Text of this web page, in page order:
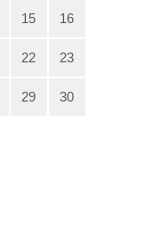
15 16
22 23
29 30